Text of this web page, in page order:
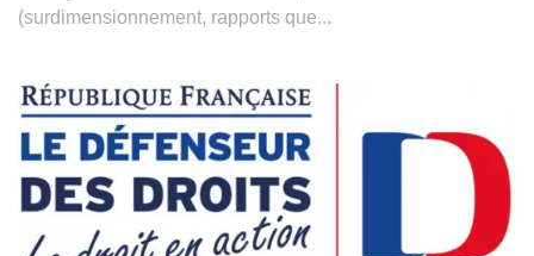
(surdimensionnement, rapports que...